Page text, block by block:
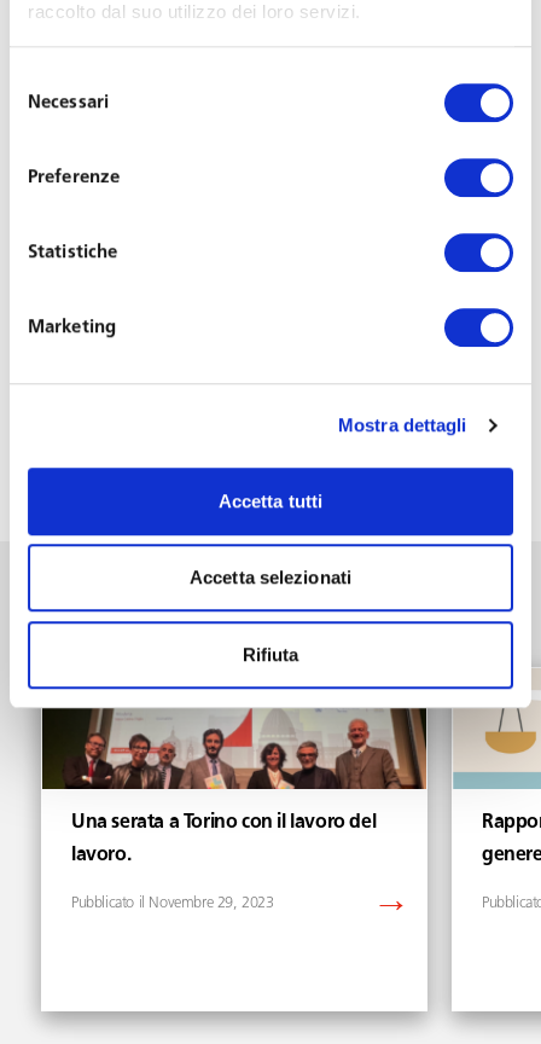
raccolto dal suo utilizzo dei loro servizi.
delNecessari
Preferenze
Statistiche
Marketing
Mostra dettagli
Accetta tutti
Accetta selezionati
Rifiuta
oltre 50 addetti. Si tratta di un adempimento complesso,
certificazione di parità, che a sua volta porterà in dote,
elemento strategico di sviluppo anche per le aziende di
Corno, Partner e Consulente del Lavoro
Webinar & Eventi
Una serata a Torino con il lavoro del
lavoro.
Novembre 29, 2023